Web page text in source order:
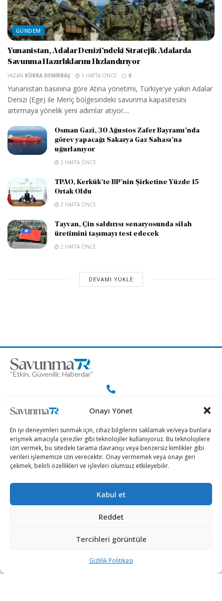
Onayı Yönet
En iyi deneyimleri sunmak için, cihaz bilgilerini saklamak ve/veya bunlara
erişmek amacıyla çerezler gibi teknolojiler kullanıyoruz. Bu teknolojilere
izin vermek, bu sitedeki tarama davranışı veya benzersiz kimlikler gibi
verileri işlememize izin verecektir. Onay vermemek veya onayı geri
çekmek, belirli özellikleri ve işlevleri olumsuz etkileyebilir.
Kabul et
Reddet
Tercihleri görüntüle
Gizlilik Politikası
GÜNDEM
Yunanistan, Adalar Denizi’ndeki Stratejik Adalarda
Savunma Hazırlıklarını Hızlandırıyor
YAZAN KÜBRA DEMIRBAŞ 1 HAFTA ÖNCE 0
Yunanistan basınına göre Atina yönetimi, Türkiye'ye yakın Adalar
Denizi (Ege) ile Meriç bölgesindeki savunma kapasitesini
artırmaya yönelik yeni adımlar atıyor....
Osman Gazi, 30 Ağustos Zafer Bayramı’nda
görev yapacağı Sakarya Gaz Sahası’na
uğurlanıyor
2 HAFTA ÖNCE
TPAO, Kerkük’te BP’nin Şirketine Yüzde 15
Ortak Oldu
2 HAFTA ÖNCE
Tayvan, Çin saldırısı senaryosunda silah
üretimini taşımayı test edecek
2 HAFTA ÖNCE
DEVAMI YÜKLE
“Etkin, Güvenilir, Haberdar”
+90 530 308 17 96
iletisim@savunmatr.com
2026 © Savunma TR. Tüm Hakları Saklıdır.
Siber Güvenlik
Teknoloji
Politika